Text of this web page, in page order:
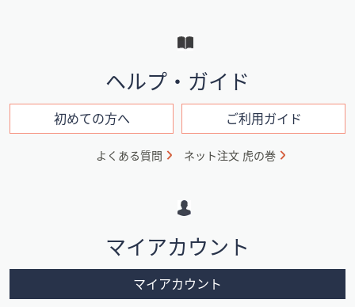
ン
ン
ヘルプ・ガイド
初めての方へ ご利用ガイド
よくある質問 ネット注文 虎の巻
マイアカウント
マイアカウント